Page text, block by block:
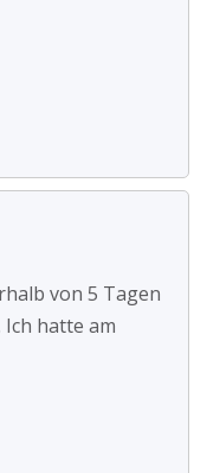
von 5 Tagen
hatte am